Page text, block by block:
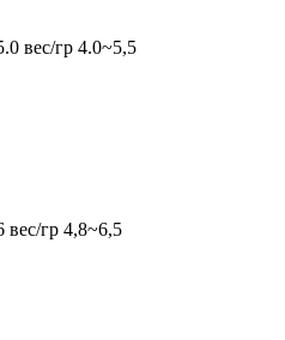
вес/гр 4.0~5,5
гр 4,8~6,5